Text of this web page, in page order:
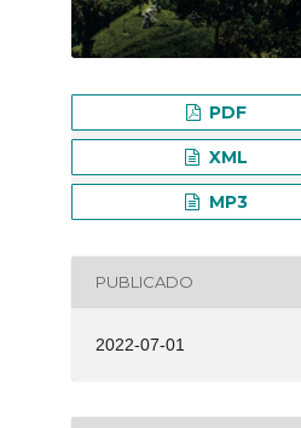
PDF
XML
MP3
PUBLICADO
2022-07-01